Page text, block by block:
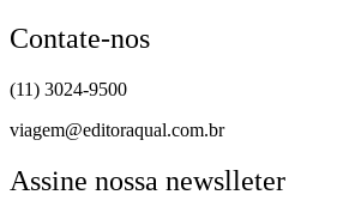
Contate-nos
(11) 3024-9500
viagem@editoraqual.com.br
Assine nossa newslleter